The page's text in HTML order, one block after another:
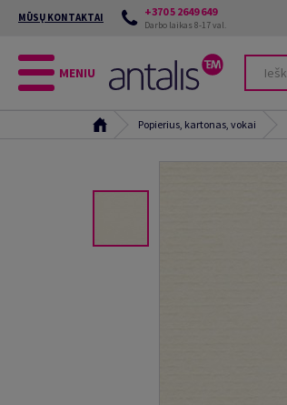
MŪSŲ KONTAKTAI +370 5 2649 649
Darbo laikas 8-17 val.
MENIU
Popierius, kartonas, vokai